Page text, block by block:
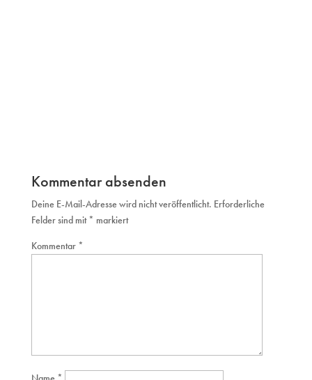
Kommentar absenden
Deine E-Mail-Adresse wird nicht veröffentlicht. Erforderliche
Felder sind mit* markiert
Kommentar *